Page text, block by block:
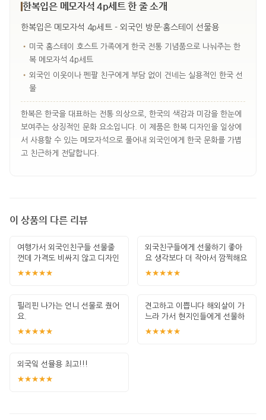
한복입은 메모자석 4p세트 한 줄 소개
한복입은 메모자석 4p세트 - 외국인 방문·홈스테이 선물용
• 미국 홈스테이 호스트 가족에게 한국 전통 기념품으로 나눠주는 한
복 메모자석 4p세트
• 외국인 이웃이나 펜팔 친구에게 부담 없이 건네는 실용적인 한국 선
물
한복은 한국을 대표하는 전통 의상으로, 한국의 색감과 미감을 한눈에
보여주는 상징적인 문화 요소입니다. 이 제품은 한복 디자인을 일상에
서 사용할 수 있는 메모자석으로 풀어내 외국인에게 한국 문화를 가볍
고 친근하게 전달합니다.
이 상품의 다른 리뷰
여행가서 외국인친구들 선물줄
껀데 가격도 비싸지 않고 디자인
등 넘 맘에
★★★★★
외국친구들에게 선물하기 좋아
요 생각보다 더 작아서 깜찍해요
★★★★★
필리핀 나가는 언니 선물로 줬어
요.
★★★★★
견고하고 이쁩니다 해외살이 가
느라 가서 현지인들에게 선물하
려고 샀어요
★★★★★
외국잌 선뮬용 최고!!!
★★★★★